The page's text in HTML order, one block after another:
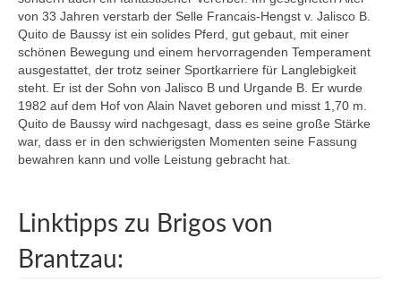
von 33 Jahren verstarb der Selle Francais-Hengst v. Jalisco B.
Quito de Baussy ist ein solides Pferd, gut gebaut, mit einer
schönen Bewegung und einem hervorragenden Temperament
ausgestattet, der trotz seiner Sportkarriere für Langlebigkeit
steht. Er ist der Sohn von Jalisco B und Urgande B. Er wurde
1982 auf dem Hof ​​von Alain Navet geboren und misst 1,70 m.
Quito de Baussy wird nachgesagt, dass es seine große Stärke
war, dass er in den schwierigsten Momenten seine Fassung
bewahren kann und volle Leistung gebracht hat.
Linktipps zu Brigos von
Brantzau: